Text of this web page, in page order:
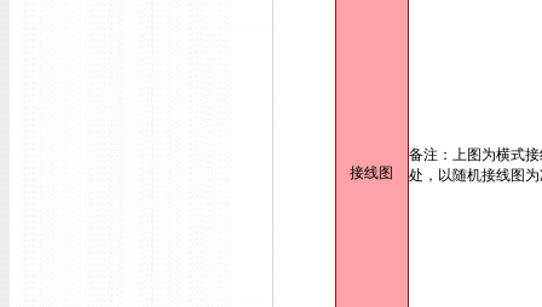
接线图
备注：上图为横式
处，以随机接线图